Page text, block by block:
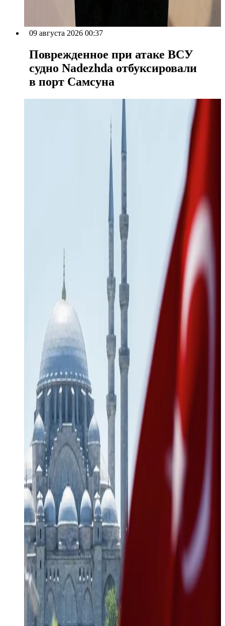
09 августа 2026 00:37
Поврежденное при атаке ВСУ
судно Nadezhda отбуксировали
в порт Самсуна